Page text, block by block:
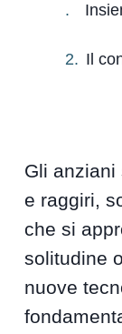
Il
Gli anziani
e raggiri,
che si
solitudine
nuove